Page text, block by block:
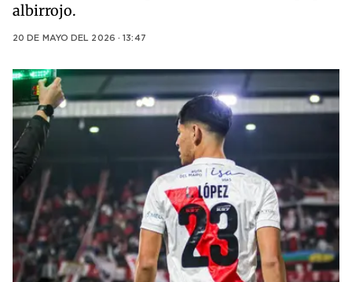
albirrojo.
20 DE MAYO DEL 2026 · 13:47